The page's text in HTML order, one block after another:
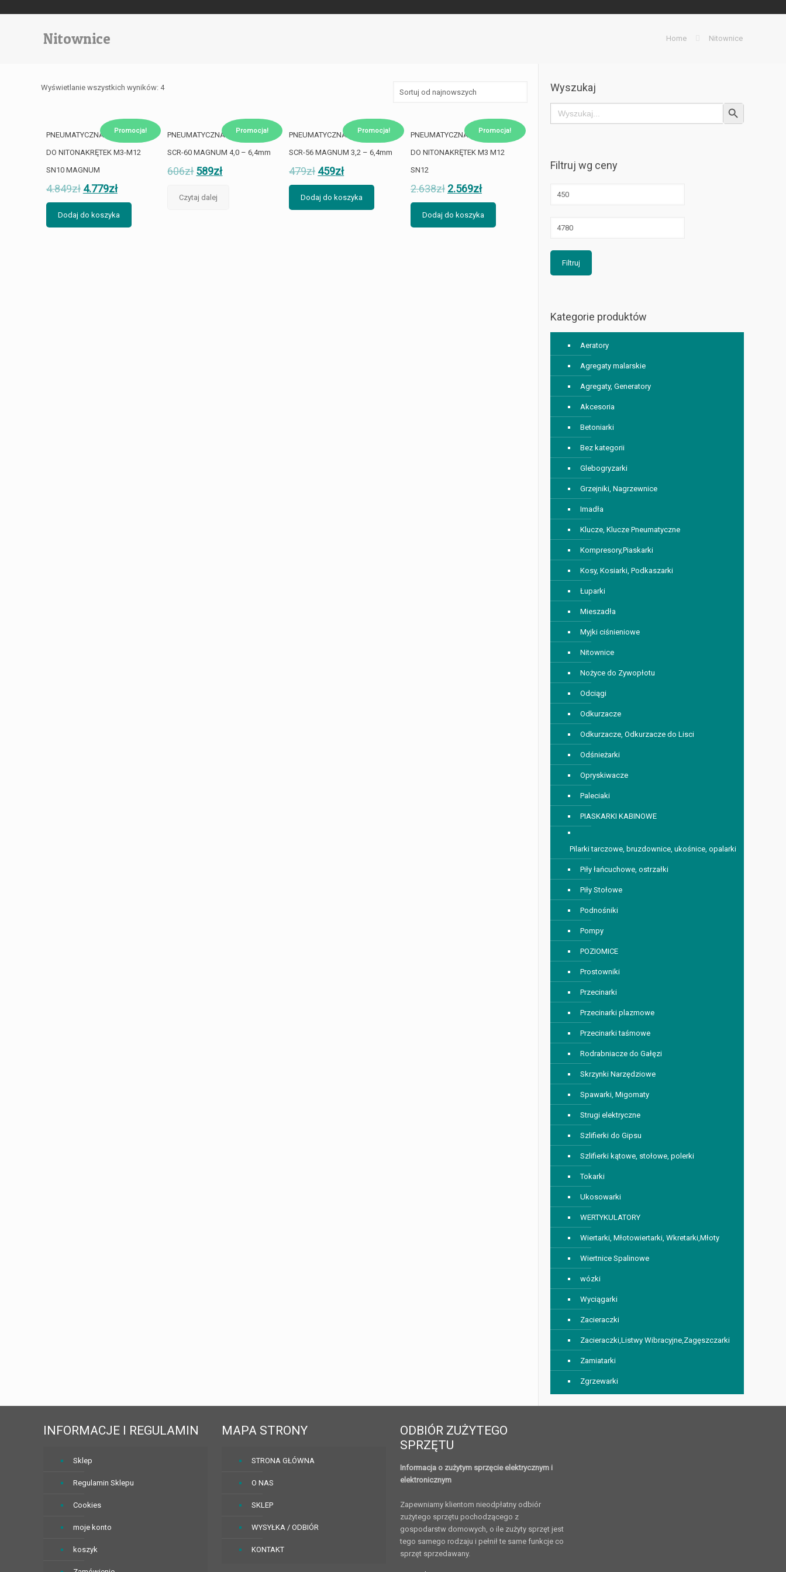
Nitownice Home Nitownice
Wyświetlanie wszystkich wyników: 4
Promocja!
PNEUMATYCZNA NITOWNICA
DO NITONAKRĘTEK M3-M12
SN10 MAGNUM
4.849zł 4.779zł
Dodaj do koszyka
Promocja!
PNEUMATYCZNA NITOWNICA
SCR-60 MAGNUM 4,0 – 6,4mm
606zł 589zł
Czytaj dalej
Promocja!
PNEUMATYCZNA NITOWNICA
SCR-56 MAGNUM 3,2 – 6,4mm
479zł 459zł
Dodaj do koszyka
Promocja!
PNEUMATYCZNA NITOWNICA
DO NITONAKRĘTEK M3 M12
SN12
2.638zł 2.569zł
Dodaj do koszyka
Wyszukaj
Search
for:
Search Button
Filtruj wg ceny
Filtruj
Kategorie produktów
Aeratory
Agregaty malarskie
Agregaty, Generatory
Akcesoria
Betoniarki
Bez kategorii
Glebogryzarki
Grzejniki, Nagrzewnice
Imadła
Klucze, Klucze Pneumatyczne
Kompresory,Piaskarki
Kosy, Kosiarki, Podkaszarki
Łuparki
Mieszadła
Myjki ciśnieniowe
Nitownice
Nożyce do Zywopłotu
Odciągi
Odkurzacze
Odkurzacze, Odkurzacze do Lisci
Odśnieżarki
Opryskiwacze
Paleciaki
PIASKARKI KABINOWE
Pilarki tarczowe, bruzdownice, ukośnice, opalarki
Piły łańcuchowe, ostrzałki
Piły Stołowe
Podnośniki
Pompy
POZIOMICE
Prostowniki
Przecinarki
Przecinarki plazmowe
Przecinarki taśmowe
Rodrabniacze do Gałęzi
Skrzynki Narzędziowe
Spawarki, Migomaty
Strugi elektryczne
Szlifierki do Gipsu
Szlifierki kątowe, stołowe, polerki
Tokarki
Ukosowarki
WERTYKULATORY
Wiertarki, Młotowiertarki, Wkretarki,Młoty
Wiertnice Spalinowe
wózki
Wyciągarki
Zacieraczki
Zacieraczki,Listwy Wibracyjne,Zagęszczarki
Zamiatarki
Zgrzewarki
INFORMACJE I REGULAMIN
Sklep
Regulamin Sklepu
Cookies
moje konto
koszyk
MAPA STRONY
STRONA GŁÓWNA
O NAS
SKLEP
WYSYŁKA / ODBIÓR
KONTAKT
ODBIÓR ZUŻYTEGO
SPRZĘTU
Informacja o zużytym sprzęcie elektrycznym i
elektronicznym
Zapewniamy klientom nieodpłatny odbiór
zużytego sprzętu pochodzącego z
gospodarstw domowych, o ile zużyty sprzęt jest
tego samego rodzaju i pełnił te same funkcje co
sprzęt sprzedawany.